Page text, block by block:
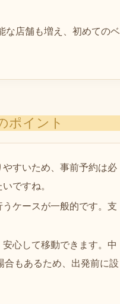
な店舗も増え、初めてのベ
ポイント
すいため、事前予約は必
ですね。
ケースが一般的です。支
心して移動できます。中
合もあるため、出発前に設